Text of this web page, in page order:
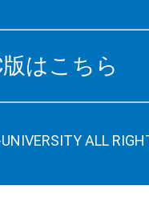
版はこちら
ALL